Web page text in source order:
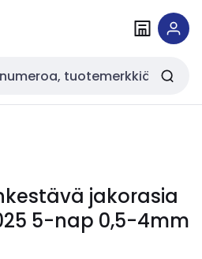
jakorasia
5-nap 0,5-4mm